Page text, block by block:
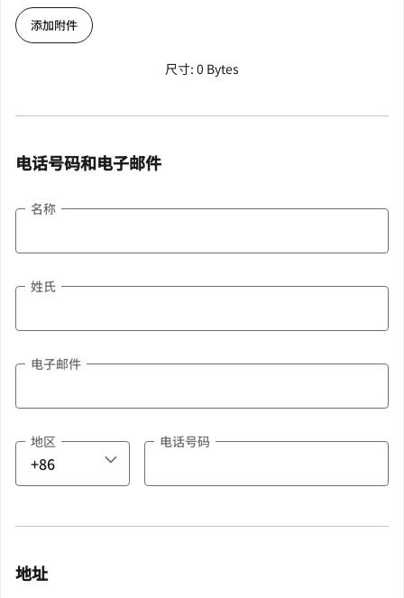
添加附件
尺寸: 0 Bytes
电话号码和电子邮件
名称
姓氏
电子邮件
地区 电话号码
地址